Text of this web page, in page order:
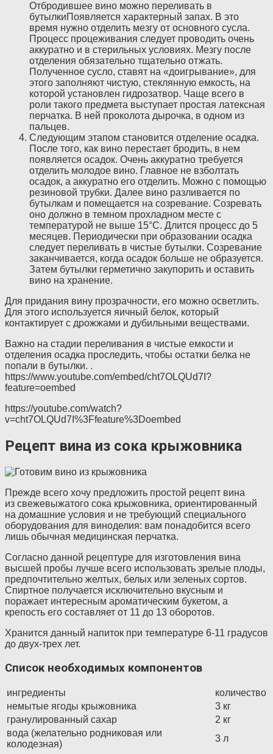
Отбродившее вино можно переливать в
бутылкиПоявляется характерный запах. В это
время нужно отделить мезгу от основного сусла.
Процесс процеживания следует проводить очень
аккуратно и в стерильных условиях. Мезгу после
отделения обязательно тщательно отжать.
Полученное сусло, ставят на «доигрывание», для
этого заполняют чистую, стеклянную емкость, на
которой установлен гидрозатвор. Чаще всего в
роли такого предмета выступает простая латексная
перчатка. В ней проколота дырочка, в одном из
пальцев.
Следующим этапом становится отделение осадка.
После того, как вино перестает бродить, в нем
появляется осадок. Очень аккуратно требуется
отделить молодое вино. Главное не взболтать
осадок, а аккуратно его отделить. Можно с помощью
резиновой трубки. Далее вино разливается по
бутылкам и помещается на созревание. Созревать
оно должно в темном прохладном месте с
температурой не выше 15°C. Длится процесс до 5
месяцев. Периодически при образовании осадка
следует переливать в чистые бутылки. Созревание
заканчивается, когда осадок больше не образуется.
Затем бутылки герметично закупорить и оставить
вино на хранение.
Для придания вину прозрачности, его можно осветлить.
Для этого используется яичный белок, который
контактирует с дрожжами и дубильными веществами.
Важно на стадии переливания в чистые емкости и
отделения осадка проследить, чтобы остатки белка не
попали в бутылки. .
https://www.youtube.com/embed/cht7OLQUd7I?
feature=oembed
https://youtube.com/watch?
v=cht7OLQUd7I%3Ffeature%3Doembed
Рецепт вина из сока крыжовника
Прежде всего хочу предложить простой рецепт вина
из свежевыжатого сока крыжовника, ориентированный
на домашние условия и не требующий специального
оборудования для виноделия: вам понадобится всего
лишь обычная медицинская перчатка.
Согласно данной рецептуре для изготовления вина
высшей пробы лучше всего использовать зрелые плоды,
предпочтительно желтых, белых или зеленых сортов.
Спиртное получается исключительно вкусным и
поражает интересным ароматическим букетом, а
крепость его составляет от 11 до 13 оборотов.
Хранится данный напиток при температуре 6-11 градусов
до двух-трех лет.
Список необходимых компонентов
ингредиенты
количество
немытые ягоды крыжовника
3 кг
гранулированный сахар
2 кг
вода (желательно родниковая или
колодезная)
3 л